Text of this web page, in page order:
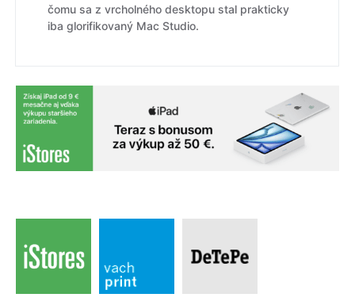
čomu sa z vrcholného desktopu stal prakticky
iba glorifikovaný Mac Studio.